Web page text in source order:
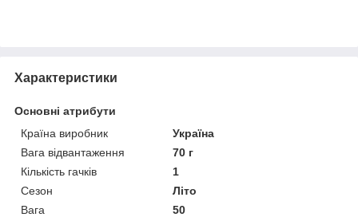
Характеристики
Основні атрибути
Країна виробник
Україна
Вага відвантаження
70 г
Кількість гачків
1
Сезон
Літо
Вага
50